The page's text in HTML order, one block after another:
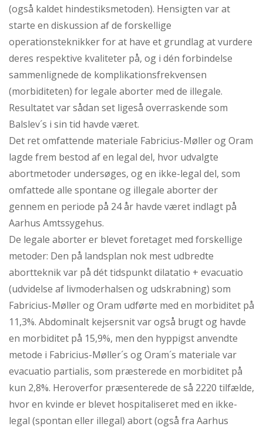
(også kaldet hindestiksmetoden). Hensigten var at
starte en diskussion af de forskellige
operationsteknikker for at have et grundlag at vurdere
deres respektive kvaliteter på, og i dén forbindelse
sammenlignede de komplikationsfrekvensen
(morbiditeten) for legale aborter med de illegale.
Resultatet var sådan set ligeså overraskende som
Balslev´s i sin tid havde været.
Det ret omfattende materiale Fabricius-Møller og Oram
lagde frem bestod af en legal del, hvor udvalgte
abortmetoder undersøges, og en ikke-legal del, som
omfattede alle spontane og illegale aborter der
gennem en periode på 24 år havde været indlagt på
Aarhus Amtssygehus.
De legale aborter er blevet foretaget med forskellige
metoder: Den på landsplan nok mest udbredte
abortteknik var på dét tidspunkt dilatatio + evacuatio
(udvidelse af livmoderhalsen og udskrabning) som
Fabricius-Møller og Oram udførte med en morbiditet på
11,3%. Abdominalt kejsersnit var også brugt og havde
en morbiditet på 15,9%, men den hyppigst anvendte
metode i Fabricius-Møller´s og Oram´s materiale var
evacuatio partialis, som præsterede en morbiditet på
kun 2,8%. Heroverfor præsenterede de så 2220 tilfælde,
hvor en kvinde er blevet hospitaliseret med en ikke-
legal (spontan eller illegal) abort (også fra Aarhus